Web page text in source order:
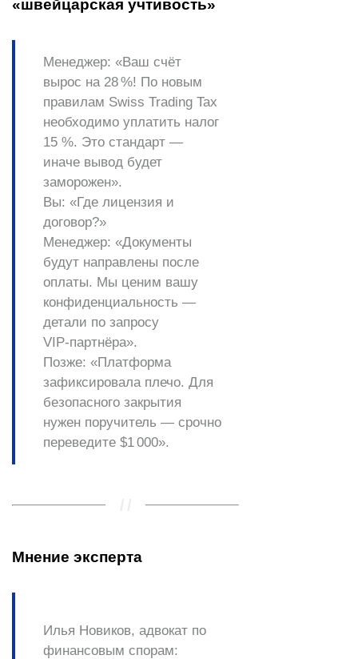
«швейцарская учтивость»
Менеджер: «Ваш счёт
вырос на 28 %! По новым
правилам Swiss Trading Tax
необходимо уплатить налог
15 %. Это стандарт —
иначе вывод будет
заморожен».
Вы: «Где лицензия и
договор?»
Менеджер: «Документы
будут направлены после
оплаты. Мы ценим вашу
конфиденциальность —
детали по запросу
VIP‑партнёра».
Позже: «Платформа
зафиксировала плечо. Для
безопасного закрытия
нужен поручитель — срочно
переведите $1 000».
Мнение эксперта
Илья Новиков, адвокат по
финансовым спорам: